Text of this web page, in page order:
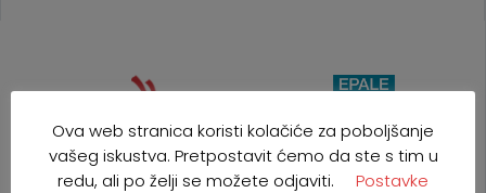
Ova web stranica koristi kolačiće za poboljšanje
vašeg iskustva. Pretpostavit ćemo da ste s tim u
redu, ali po želji se možete odjaviti.
Postavke